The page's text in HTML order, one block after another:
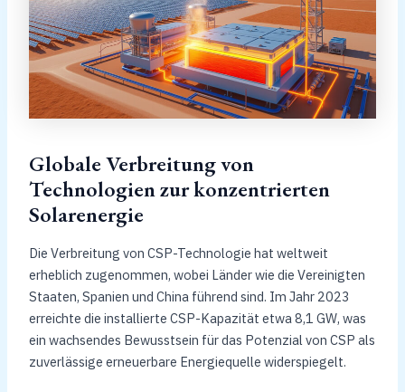
Globale Verbreitung von
Technologien zur konzentrierten
Solarenergie
Die Verbreitung von CSP-Technologie hat weltweit
erheblich zugenommen, wobei Länder wie die Vereinigten
Staaten, Spanien und China führend sind. Im Jahr 2023
erreichte die installierte CSP-Kapazität etwa 8,1 GW, was
ein wachsendes Bewusstsein für das Potenzial von CSP als
zuverlässige erneuerbare Energiequelle widerspiegelt.